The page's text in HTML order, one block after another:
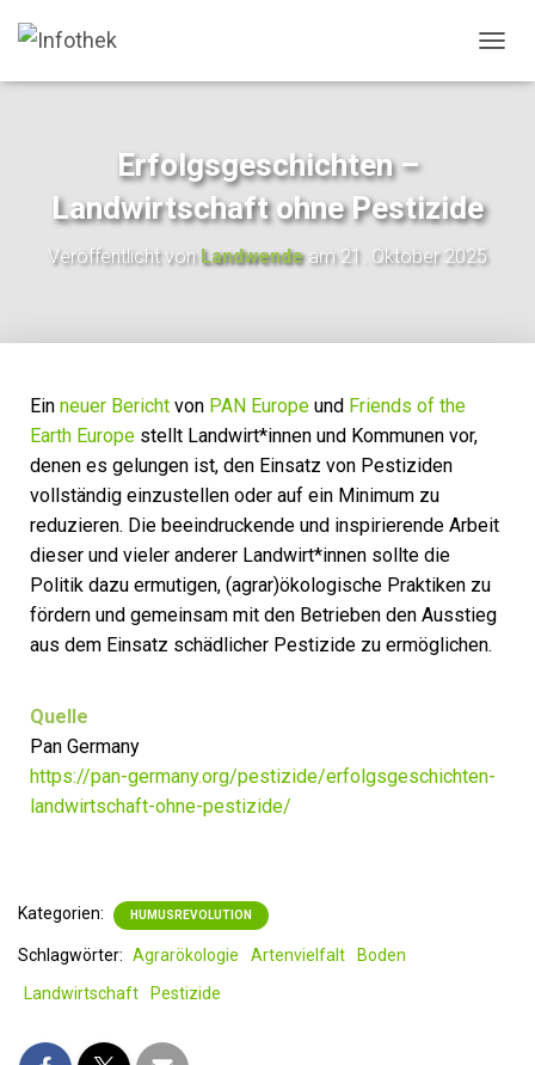
A
Erfolgsgeschichten –
Landwirtschaft ohne Pestizide
Veröffentlicht vonLandwendeam21. Oktober 2025
Ein neuer Bericht von PAN Europe und Friends of the
Earth Europe stellt Landwirt*innen und Kommunen vor,
denen es gelungen ist, den Einsatz von Pestiziden
vollständig einzustellen oder auf ein Minimum zu
reduzieren. Die beeindruckende und inspirierende Arbeit
dieser und vieler anderer Landwirt*innen sollte die
Politik dazu ermutigen, (agrar)ökologische Praktiken zu
fördern und gemeinsam mit den Betrieben den Ausstieg
aus dem Einsatz schädlicher Pestizide zu ermöglichen.
Quelle
Pan Germany
https://pan-germany.org/pestizide/erfolgsgeschichten-
landwirtschaft-ohne-pestizide/
Kategorien: HUMUSREVOLUTION
Schlagwörter: Agrarökologie Artenvielfalt
Boden
Landwirtschaft
Pestizide